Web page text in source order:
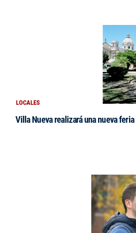
LOCALES
Villa Nueva realizará una nueva